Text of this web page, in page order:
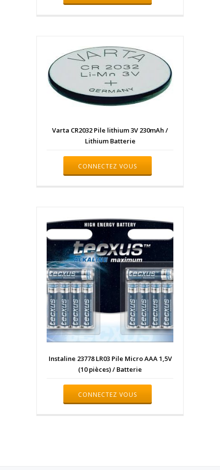
Varta CR2032 Pile lithium 3V 230mAh /
Lithium Batterie
CONNECTEZ VOUS
Instaline 23778 LR03 Pile Micro AAA 1,5V
(10 pièces) / Batterie
CONNECTEZ VOUS